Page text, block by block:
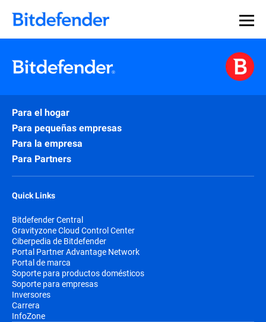
Para el hogar
Para pequeñas empresas
Para la empresa
Para Partners
Quick Links
Bitdefender Central
Gravityzone Cloud Control Center
Ciberpedia de Bitdefender
Portal Partner Advantage Network
Portal de marca
Soporte para productos domésticos
Soporte para empresas
Inversores
Carrera
InfoZone